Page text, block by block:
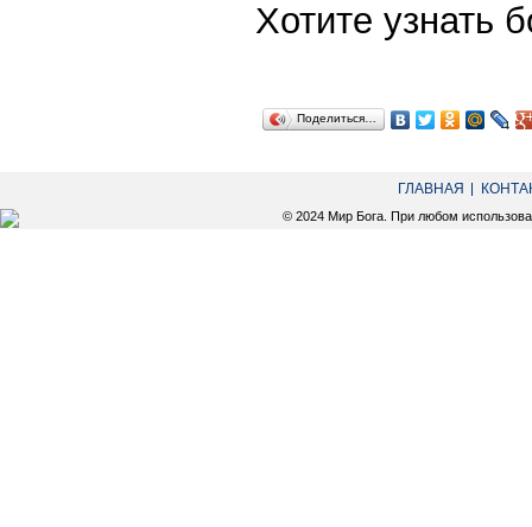
Хотите
Поделиться…
ГЛАВНАЯ
© 2024 Мир Бога. При любом